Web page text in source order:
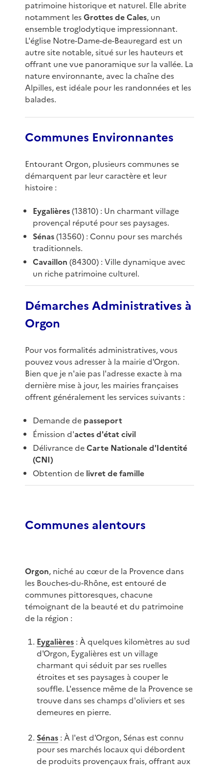
patrimoine historique et naturel. Elle abrite
notamment lesGrottes de Cales, un
ensemble troglodytique impressionnant.
L'église Notre-Dame-de-Beauregard est un
autre site notable, situé sur les hauteurs et
offrant une vue panoramique sur la vallée. La
nature environnante, avec la chaîne des
Alpilles, est idéale pour les randonnées et les
balades.
Communes Environnantes
Entourant Orgon, plusieurs communes se
démarquent par leur caractère et leur
histoire :
Eygalières(13810) : Un charmant village
provençal réputé pour ses paysages.
Sénas(13560) : Connu pour ses marchés
traditionnels.
Cavaillon (84300) : Ville dynamique avec
un riche patrimoine culturel.
Démarches Administratives à
Orgon
Pour vos formalités administratives, vous
pouvez vous adresser à la mairie d'Orgon.
Bien que je n'aie pas l'adresse exacte à ma
dernière mise à jour, les mairies françaises
offrent généralement les services suivants :
Demande de passeport
Émission d'actes d'état civil
Délivrance deCarte Nationale d'Identité
(CNI)
Obtention de livret de famille
Communes alentours
Orgon, niché au cœur de la Provence dans
les Bouches-du-Rhône, est entouré de
communes pittoresques, chacune
témoignant de la beauté et du patrimoine
de la région :
Eygalières: À quelques kilomètres au sud
d'Orgon, Eygalières est un village
charmant qui séduit par ses ruelles
étroites et ses paysages à couper le
souffle. L'essence même de la Provence se
trouve dans ses champs d'oliviers et ses
demeures en pierre.
Sénas: À l'est d'Orgon, Sénas est connu
pour ses marchés locaux qui débordent
de produits provençaux frais, offrant aux